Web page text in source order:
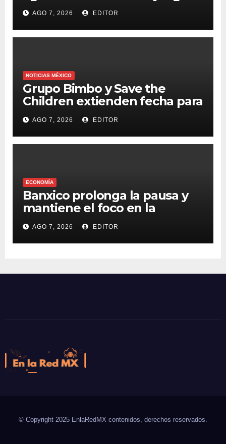
AGO 7, 2026 EDITOR
NOTICIAS MÉXICO
Grupo Bimbo y Save the
Children extienden fecha para
apoyar a damnificados de
Venezuela
AGO 7, 2026 EDITOR
ECONOMÍA
Banxico prolonga la pausa y
mantiene el foco en la
inflación
AGO 7, 2026 EDITOR
© Copyright 2025 EnlaRedMX contenidos, derechos reservados.